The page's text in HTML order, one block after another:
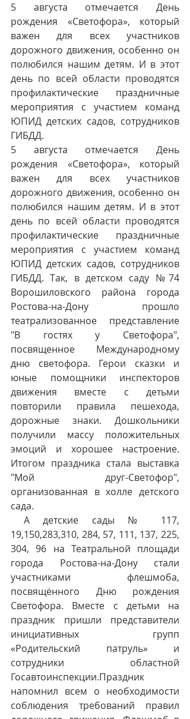
5 августа отмечается День
рождения «Светофора», который
важен для всех участников
дорожного движения, особенно он
полюбился нашим детям. И в этот
день по всей области проводятся
профилактические праздничные
мероприятия с участием команд
ЮПИД детских садов, сотрудников
ГИБДД.
5 августа отмечается День
рождения «Светофора», который
важен для всех участников
дорожного движения, особенно он
полюбился нашим детям. И в этот
день по всей области проводятся
профилактические праздничные
мероприятия с участием команд
ЮПИД детских садов, сотрудников
ГИБДД. Так, в детском саду №74
Ворошиловского района города
Ростова-на-Дону прошло
театрализованное представление
"В гостях у Светофора",
посвященное Международному
дню светофора. Герои сказки и
юные помощники инспекторов
движения вместе с детьми
повторили правила пешехода,
дорожные знаки. Дошкольники
получили массу положительных
эмоций и хорошее настроение.
Итогом праздника стала выставка
"Мой друг-Светофор",
организованная в холле детского
сада.
А детские сады № 117,
19,150,283,310, 284, 57, 111, 137, 225,
304, 96 на Театральной площади
города Ростова-на-Дону стали
участниками флешмоба,
посвящённого Дню рождения
Светофора. Вместе с детьми на
праздник пришли представители
инициативных групп
«Родительский патруль» и
сотрудники областной
Госавтоинспекции.Праздник
напомнил всем о необходимости
соблюдения требований правил